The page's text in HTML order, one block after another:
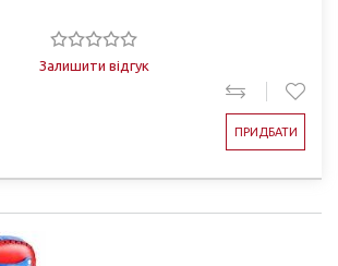
Залишити відгук
ПРИДБАТИ